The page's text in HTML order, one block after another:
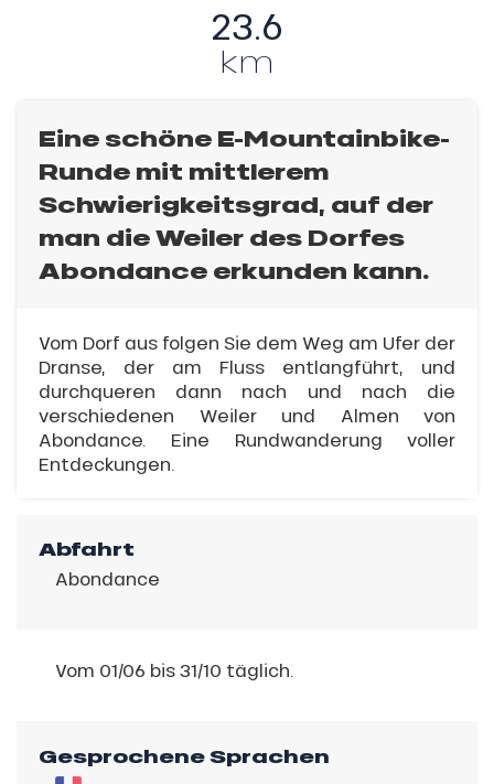
23.6
km
Eine schöne E-Mountainbike-
Runde mit mittlerem
Schwierigkeitsgrad, auf der
man die Weiler des Dorfes
Abondance erkunden kann.
Vom Dorf aus folgen Sie dem Weg am Ufer der
Dranse, der am Fluss entlangführt, und
durchqueren dann nach und nach die
verschiedenen Weiler und Almen von
Abondance. Eine Rundwanderung voller
Entdeckungen.
Abfahrt
Abondance
Vom 01/06 bis 31/10 täglich.
Gesprochene Sprachen